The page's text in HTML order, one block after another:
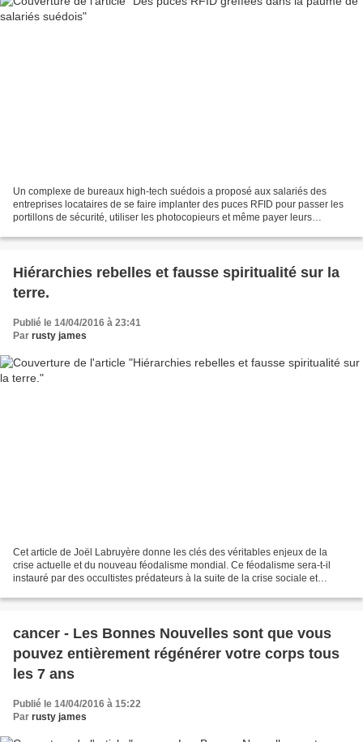
Un complexe de bureaux high-tech suédois a proposé aux salariés des
entreprises locataires de se faire implanter des puces RFID pour passer les
portillons de sécurité, utiliser les photocopieurs et même payer leurs
Hiérarchies rebelles et fausse spiritualité sur la
terre.
Publié le 14/04/2016 à 23:41
Par rusty james
Cet article de Joël Labruyère donne les clés des véritables enjeux de la
crise actuelle et du nouveau féodalisme mondial. Ce féodalisme sera-t-il
instauré par des occultistes prédateurs à la suite de la crise sociale et
cancer - Les Bonnes Nouvelles sont que vous
pouvez entièrement régénérer votre corps tous
les 7 ans
Publié le 14/04/2016 à 15:22
Par rusty james